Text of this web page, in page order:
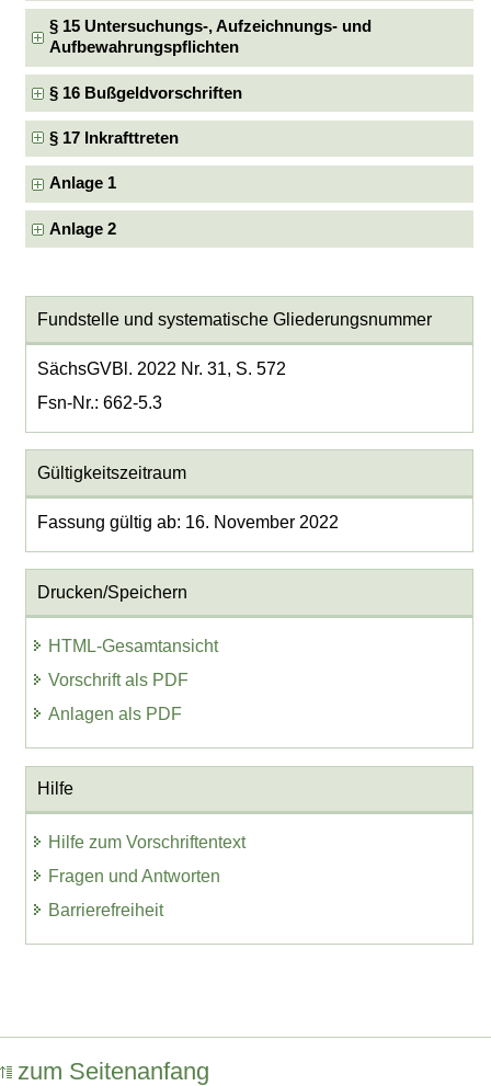
§ 15 Untersuchungs-, Aufzeichnungs- und
Aufbewahrungspflichten
§ 16 Bußgeldvorschriften
§ 17 Inkrafttreten
Anlage 1
Anlage 2
Fundstelle und systematische Gliederungsnummer
SächsGVBl. 2022 Nr. 31, S. 572
Fsn-Nr.: 662-5.3
Gültigkeitszeitraum
Fassung gültig ab: 16. November 2022
Drucken/Speichern
HTML-Gesamtansicht
Vorschrift als PDF
Anlagen als PDF
Hilfe
Hilfe zum Vorschriftentext
Fragen und Antworten
Barrierefreiheit
zum Seitenanfang